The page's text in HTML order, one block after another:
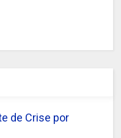
de Crise por